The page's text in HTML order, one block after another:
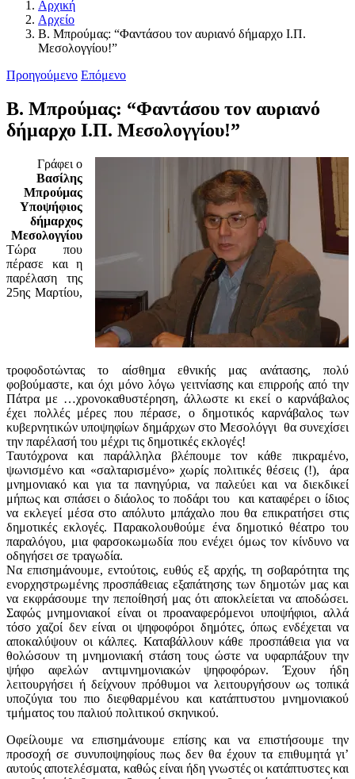
Αρχική
Αρχείο
Β. Μπρούμας: “Φαντάσου τον αυριανό δήμαρχο Ι.Π.
Μεσολογγίου!”
Προηγούμενο Επόμενο
Β. Μπρούμας: “Φαντάσου τον αυριανό
δήμαρχο Ι.Π. Μεσολογγίου!”
Γράφει ο
Βασίλης
Μπρούμας
Υποψήφιος
δήμαρχος
Μεσολογγίου
Τώρα που
πέρασε και η
παρέλαση της
25ης Μαρτίου,
τροφοδοτώντας το αίσθημα εθνικής μας ανάτασης, πολύ
φοβούμαστε, και όχι μόνο λόγω γειτνίασης και επιρροής από την
Πάτρα με …χρονοκαθυστέρηση, άλλωστε κι εκεί ο καρνάβαλος
έχει πολλές μέρες που πέρασε, ο δημοτικός καρνάβαλος των
κυβερνητικών υποψηφίων δημάρχων στο Μεσολόγγι θα συνεχίσει
την παρέλασή του μέχρι τις δημοτικές εκλογές!
Ταυτόχρονα και παράλληλα βλέπουμε τον κάθε πικραμένο,
ψωνισμένο και «σαλταρισμένο» χωρίς πολιτικές θέσεις (!), άρα
μνημονιακό και για τα πανηγύρια, να παλεύει και να διεκδικεί
μήπως και σπάσει ο διάολος το ποδάρι του και καταφέρει ο ίδιος
να εκλεγεί μέσα στο απόλυτο μπάχαλο που θα επικρατήσει στις
δημοτικές εκλογές. Παρακολουθούμε ένα δημοτικό θέατρο του
παραλόγου, μια φαρσοκωμωδία που ενέχει όμως τον κίνδυνο να
οδηγήσει σε τραγωδία.
Να επισημάνουμε, εντούτοις, ευθύς εξ αρχής, τη σοβαρότητα της
ενορχηστρωμένης προσπάθειας εξαπάτησης των δημοτών μας και
να εκφράσουμε την πεποίθησή μας ότι αποκλείεται να αποδώσει.
Σαφώς μνημονιακοί είναι οι προαναφερόμενοι υποψήφιοι, αλλά
τόσο χαζοί δεν είναι οι ψηφοφόροι δημότες, όπως ενδέχεται να
αποκαλύψουν οι κάλπες. Καταβάλλουν κάθε προσπάθεια για να
θολώσουν τη μνημονιακή στάση τους ώστε να υφαρπάξουν την
ψήφο αφελών αντιμνημονιακών ψηφοφόρων. Έχουν ήδη
λειτουργήσει ή δείχνουν πρόθυμοι να λειτουργήσουν ως τοπικά
υποζύγια του πιο διεφθαρμένου και κατάπτυστου μνημονιακού
τμήματος του παλιού πολιτικού σκηνικού.
Οφείλουμε να επισημάνουμε επίσης και να επιστήσουμε την
προσοχή σε συνυποψηφίους πως δεν θα έχουν τα επιθυμητά γι’
αυτούς αποτελέσματα, καθώς είναι ήδη γνωστές οι κατάπτυστες και